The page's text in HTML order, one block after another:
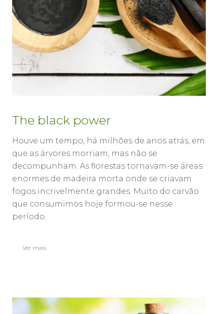
The black power
Houve um tempo, há milhões de anos atrás, em
que as árvores morriam, mas não se
decompunham. As florestas tornavam-se áreas
enormes de madeira morta onde se criavam
fogos incrivelmente grandes. Muito do carvão
que consumimos hoje formou-se nesse
período.
Ver mais